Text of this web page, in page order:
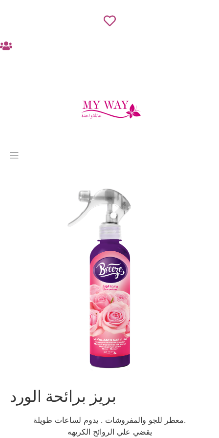
بريز برائحة الورد
معطر للجو والمفروشات . يدوم لساعات طويلة.
يقضي علي الروائح الكريهه